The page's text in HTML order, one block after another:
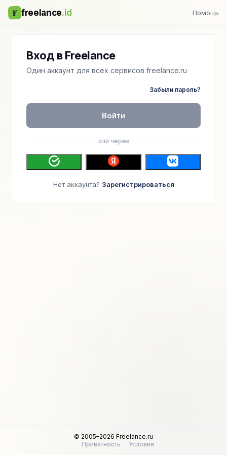
F freelance.id Помощь
Вход в Freelance
Один аккаунт для всех сервисов freelance.ru
Забыли пароль?
Войти
или через
Нет аккаунта? Зарегистрироваться
© 2005–2026 Freelance.ru
Приватность
Условия